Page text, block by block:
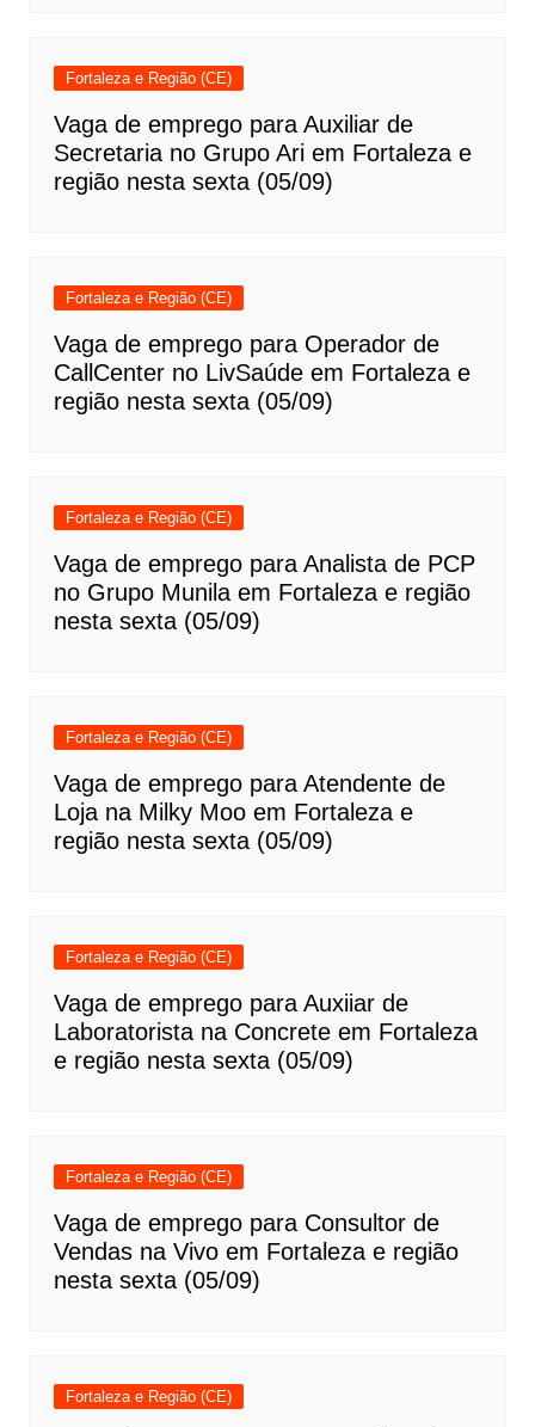
Fortaleza e Região (CE)
Vaga de emprego para Auxiliar de
Secretaria no Grupo Ari em Fortaleza e
região nesta sexta (05/09)
Fortaleza e Região (CE)
Vaga de emprego para Operador de
CallCenter no LivSaúde em Fortaleza e
região nesta sexta (05/09)
Fortaleza e Região (CE)
Vaga de emprego para Analista de PCP
no Grupo Munila em Fortaleza e região
nesta sexta (05/09)
Fortaleza e Região (CE)
Vaga de emprego para Atendente de
Loja na Milky Moo em Fortaleza e
região nesta sexta (05/09)
Fortaleza e Região (CE)
Vaga de emprego para Auxiiar de
Laboratorista na Concrete em Fortaleza
e região nesta sexta (05/09)
Fortaleza e Região (CE)
Vaga de emprego para Consultor de
Vendas na Vivo em Fortaleza e região
nesta sexta (05/09)
Fortaleza e Região (CE)